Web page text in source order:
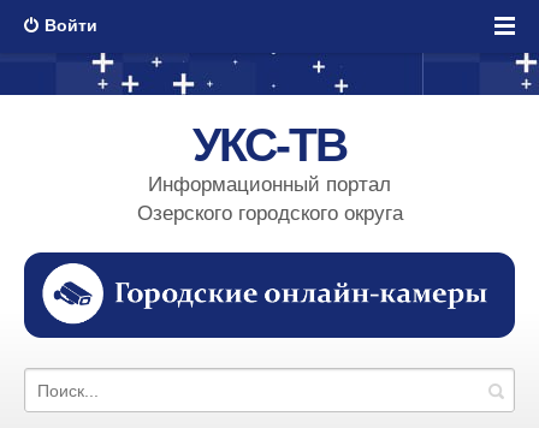
Войти
УКС-ТВ
Информационный портал
Озерского городского округа